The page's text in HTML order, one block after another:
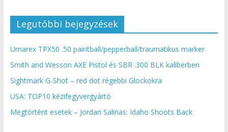
Legutóbbi bejegyzések
Umarex TPX50 .50 paintball/pepperball/traumatikus marker
Smith and Wesson AXE Pistol és SBR .300 BLK kaliberben
Sightmark G-Shot – red dot régebbi Glockokra
USA: TOP10 kézifegyvergyártó
Megtörtént esetek – Jordan Salinas: Idaho Shoots Back